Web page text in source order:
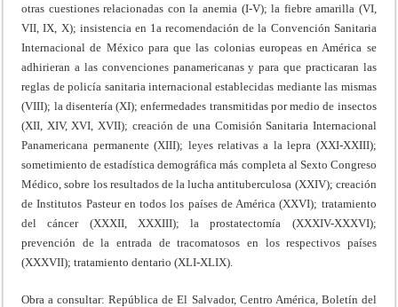
otras cuestiones relacionadas con la anemia (I-V); la fiebre amarilla (VI,
VII, IX, X); insistencia en 1a recomendación de la Convención Sanitaria
Internacional de México para que las colonias europeas en América se
adhirieran a las convenciones panamericanas y para que practicaran las
reglas de policía sanitaria internacional establecidas mediante las mismas
(VIII); la disentería (XI); enfermedades transmitidas por medio de insectos
(XII, XIV, XVI, XVII); creación de una Comisión Sanitaria Internacional
Panamericana permanente (XIII); leyes relativas a la lepra (XXI-XXIII);
sometimiento de estadística demográfica más completa al Sexto Congreso
Médico, sobre los resultados de la lucha antituberculosa (XXIV); creación
de Institutos Pasteur en todos los países de América (XXVI); tratamiento
del cáncer (XXXII, XXXIII); la prostatectomía (XXXIV-XXXVI);
prevención de la entrada de tracomatosos en los respectivos países
(XXXVII); tratamiento dentario (XLI-XLIX).
Obra a consultar: República de El Salvador, Centro América, Boletín del